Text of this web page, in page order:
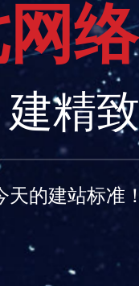
网络
建精致
天的建站标准！